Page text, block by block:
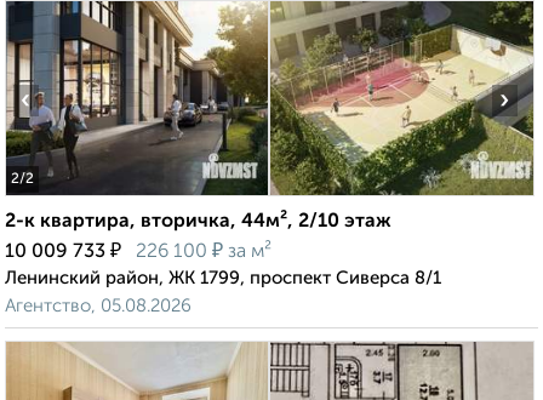
2/2
‹ ›
2-к квартира, вторичка, 44м², 2/10 этаж
10 009 733 ₽ 226 100 ₽ за м²
Ленинский район, ЖК 1799, проспект Сиверса 8/1
Агентство, 05.08.2026